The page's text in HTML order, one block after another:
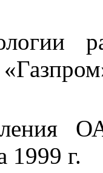
1999 г.